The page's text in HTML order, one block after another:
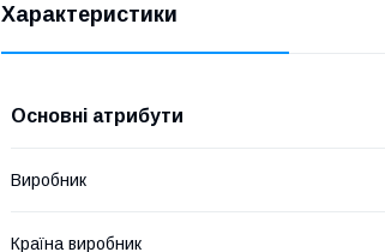
Характеристики
Основні атрибути
Виробник
Країна виробник